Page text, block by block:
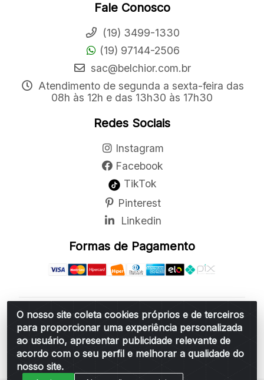
O nosso site coleta cookies próprios e de terceiros
para proporcionar uma experiência personalizada
ao usuário, apresentar publicidade relevante de
acordo com o seu perfil e melhorar a qualidade do
nosso site.
Fale Conosco
(19) 3499-1330
(19) 97144-2506
sac@belchior.com.br
Atendimento de segunda a sexta-feira das
08h às 12h e das 13h30 às 17h30
Redes Sociais
Instagram
Facebook
TikTok
Pinterest
Linkedin
Formas de Pagamento
Belchior Cortinas e Acessórios LTDA - R: Rua
Vereador Sérgio Leopoldino Alves, 876 - Santa
Bárbara d'Oeste/SP - CEP 13.456-166 - CNPJ
06.314.073/0001-34